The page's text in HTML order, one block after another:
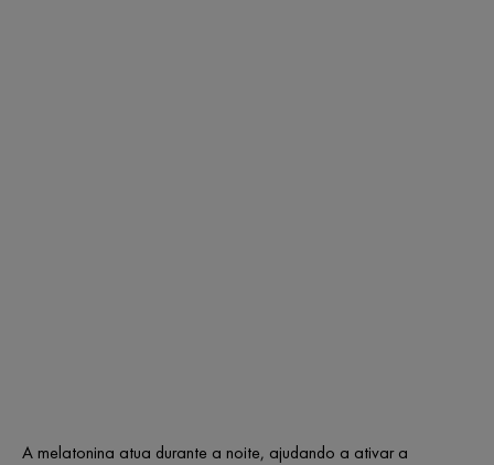
A melatonina atua durante a noite, ajudando a ativar a